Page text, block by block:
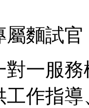
屬麵試官
一服
工作指